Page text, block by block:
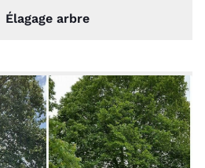
Élagage arbre